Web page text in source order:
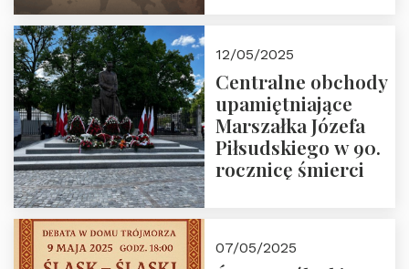
12/05/2025
Centralne obchody
upamiętniające
Marszałka Józefa
Piłsudskiego w 90.
rocznicę śmierci
07/05/2025